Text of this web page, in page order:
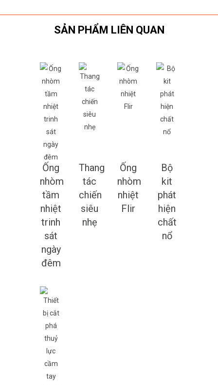
SẢN PHẨM LIÊN QUAN
Ống
nhòm
tầm
nhiệt
trinh
sát
ngày
đêm
Thang
tác
chiến
siêu
nhẹ
Ống
nhòm
nhiệt
Flir
Bộ
kit
phát
hiện
chất
nổ